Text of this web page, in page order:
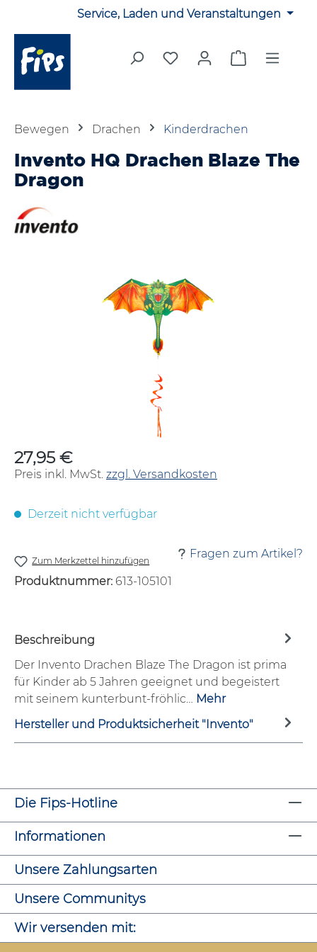
Zum Hauptinhalt springenService, Laden und Veranstaltungen
Du hast 0 Produkte auf
Warenkorb
Bewegen Drachen Kinderdrachen
Invento HQ Drachen Blaze The
Dragon
Bildergalerie überspringen
Regulärer Preis:
27,95 €
Preis inkl. MwSt. zzgl. Versandkosten
Derzeit nicht verfügbar
Zum Merkzettel hinzufügen
Fragen zum Artikel?
Produktnummer: 613-105101
Beschreibung
Der Invento Drachen Blaze The Dragon ist prima
für Kinder ab 5 Jahren geeignet und begeistert
mit seinem kunterbunt-fröhlic… Mehr
Hersteller und Produktsicherheit "Invento"
Die Fips-Hotline
Informationen
Unsere Zahlungsarten
Unsere Communitys
Wir versenden mit: